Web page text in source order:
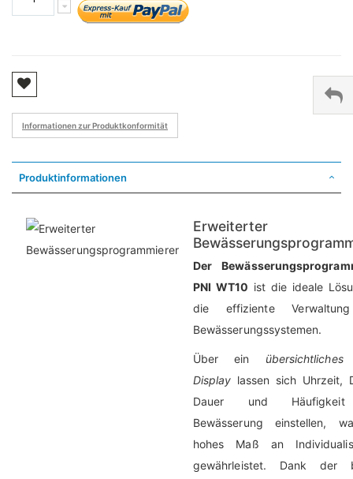
Informationen zur Produktkonformität
Produktinformationen
Erweiterter
Der
PNI WT10 ist die ideale
die effiziente
Bewässerungssystemen.
Über ein
Display lassen sich Uhrzeit,
Dauer und
Bewässerung einstellen,
hohes Maß an
gewährleistet. Dank der